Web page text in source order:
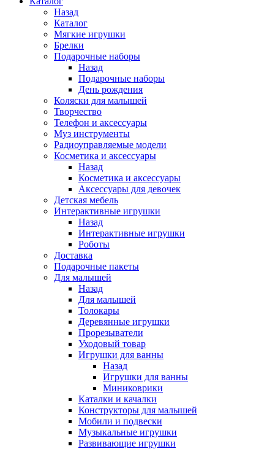
Назад
Каталог
Мягкие игрушки
Брелки
Подарочные наборы
Назад
Подарочные наборы
День рождения
Коляски для малышей
Творчество
Телефон и аксессуары
Муз инструменты
Радиоуправляемые модели
Косметика и аксессуары
Назад
Косметика и аксессуары
Аксессуары для девочек
Детская мебель
Интерактивные игрушки
Назад
Интерактивные игрушки
Роботы
Доставка
Подарочные пакеты
Для малышей
Назад
Для малышей
Толокары
Деревянные игрушки
Прорезыватели
Уходовый товар
Игрушки для ванны
Назад
Игрушки для ванны
Миниковрики
Каталки и качалки
Конструкторы для малышей
Мобили и подвески
Музыкальные игрушки
Развивающие игрушки